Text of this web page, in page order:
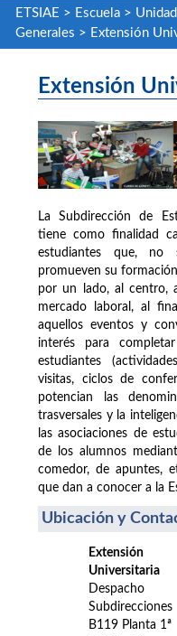
ETSIAE > Escuela>
Generales > Extensión
Extensión
La Subdirección de
tiene como finalidad
estudiantes que, no
promueven su
por un lado, al centro,
mercado laboral, al
aquellos eventos y
interés para
estudiantes
visitas, ciclos de
potencian las
trasversales y la
las asociaciones de
de los alumnos
comedor, de apuntes,
que dan a conocer a la
Ubicación y
Extensión
Universitaria
Despacho
Subdirecciones
B119 Planta 1ª